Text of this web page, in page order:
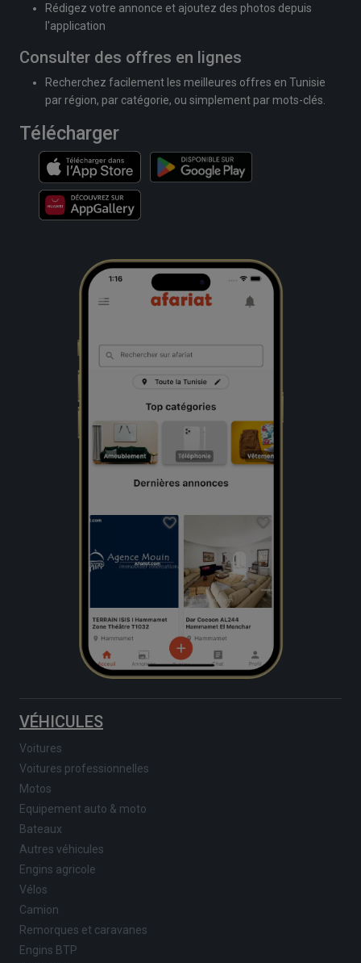
Rédigez votre annonce et ajoutez des photos depuis
l'application
Consulter des offres en lignes
Recherchez facilement les meilleures offres en Tunisie
par région, par catégorie, ou simplement par mots-clés.
Télécharger
VÉHICULES
Voitures
Voitures professionnelles
Motos
Equipement auto & moto
Bateaux
Autres véhicules
Engins agricole
Vélos
Camion
Remorques et caravanes
Engins BTP